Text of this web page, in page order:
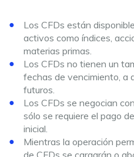
Los CFDs están
activos como índices,
materias primas.
Los CFDs no tienen un
fechas de vencimiento, a
futuros.
Los CFDs se negocian
sólo se requiere el pago
inicial.
Mientras la operación
de CFDs se cargarán o